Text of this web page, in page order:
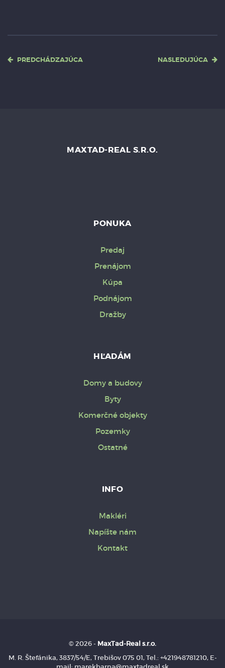
PREDCHÁDZAJÚCA NASLEDUJÚCA
MAXTAD-REAL S.R.O.
PONUKA
Predaj
Prenájom
Kúpa
Podnájom
Dražby
HĽADÁM
Domy a budovy
Byty
Komerčné objekty
Pozemky
Ostatné
INFO
Makléri
Napíšte nám
Kontakt
© 2026 - MaxTad-Real s.r.o.
M. R. Štefánika, 3837/54/E, Trebišov 075 01, Tel.: +421948781210, E-